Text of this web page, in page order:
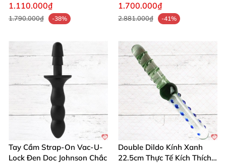
1.110.000₫
1.790.000₫ -38%
1.700.000₫
2.881.000₫ -41%
Tay Cầm Strap-On Vac-U-
Lock Đen Doc Johnson Chắc
Double Dildo Kính Xanh
22.5cm Thực Tế Kích Thích